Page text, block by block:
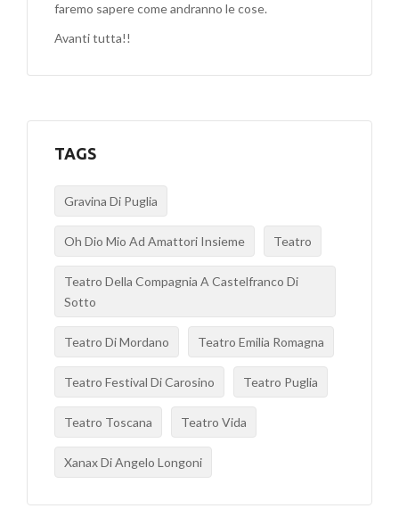
faremo sapere come andranno le cose.
Avanti tutta!!
TAGS
Gravina Di Puglia
Oh Dio Mio Ad Amattori Insieme Teatro
Teatro Della Compagnia A Castelfranco Di
Sotto
Teatro Di Mordano Teatro Emilia Romagna
Teatro Festival Di Carosino Teatro Puglia
Teatro Toscana Teatro Vida
Xanax Di Angelo Longoni